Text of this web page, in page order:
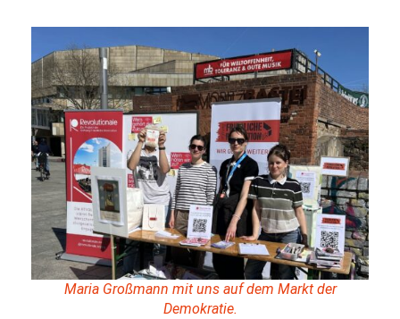
Maria Großmann mit uns auf dem Markt der
Demokratie.